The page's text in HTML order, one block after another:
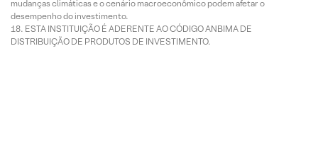
mudanças climáticas e o cenário macroeconômico podem afetar o
desempenho do investimento.
ESTA INSTITUIÇÃO É ADERENTE AO CÓDIGO ANBIMA DE
DISTRIBUIÇÃO DE PRODUTOS DE INVESTIMENTO.